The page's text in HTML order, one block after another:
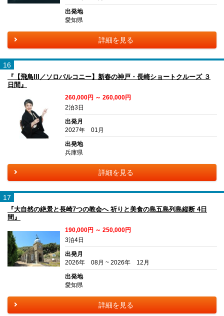
出発地
愛知県
詳細を見る
16
『【飛鳥III／ソロバルコニー】新春の神戸・長崎ショートクルーズ ３
日間』
260,000円 ～ 260,000円
2泊3日
出発月
2027年 01月
出発地
兵庫県
詳細を見る
17
『大自然の絶景と長崎7つの教会へ 祈りと美食の島五島列島縦断 4日
間』
190,000円 ～ 250,000円
3泊4日
出発月
2026年 08月 ~ 2026年 12月
出発地
愛知県
詳細を見る